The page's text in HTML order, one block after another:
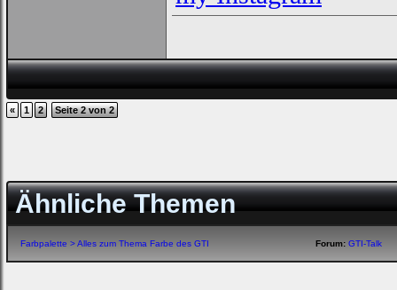
« 1 2 Seite 2 von 2
Ähnliche Themen
Farbpalette > Alles zum Thema Farbe des GTI Forum: GTI-Talk